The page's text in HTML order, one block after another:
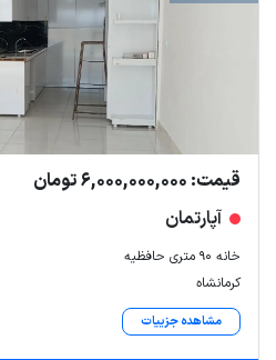
قیمت: 6,000,000,000 تومان
آپارتمان
خانه ۹۰ متری حافظیه
کرمانشاه
مشاهده جزییات